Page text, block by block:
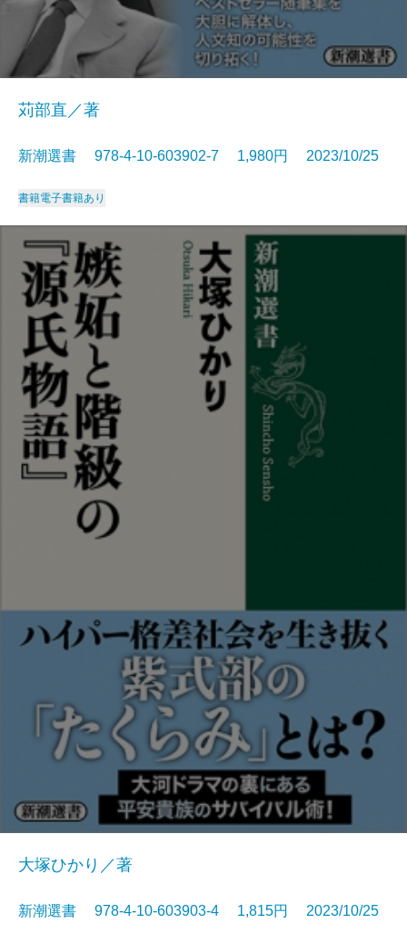
苅部直／著
新潮選書 978-4-10-603902-7 1,980円 2023/10/25
書籍電子書籍あり
大塚ひかり／著
新潮選書 978-4-10-603903-4 1,815円 2023/10/25